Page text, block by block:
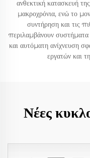
ανθεκτική κατασκευή
μακροχρόνια, ενώ το
συντήρηση και τις
περιλαμβάνουν
και αυτόματη ανίχνευση
εργατών και
Νέες